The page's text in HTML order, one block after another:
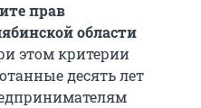
прав
области
этом критерии
десять лет